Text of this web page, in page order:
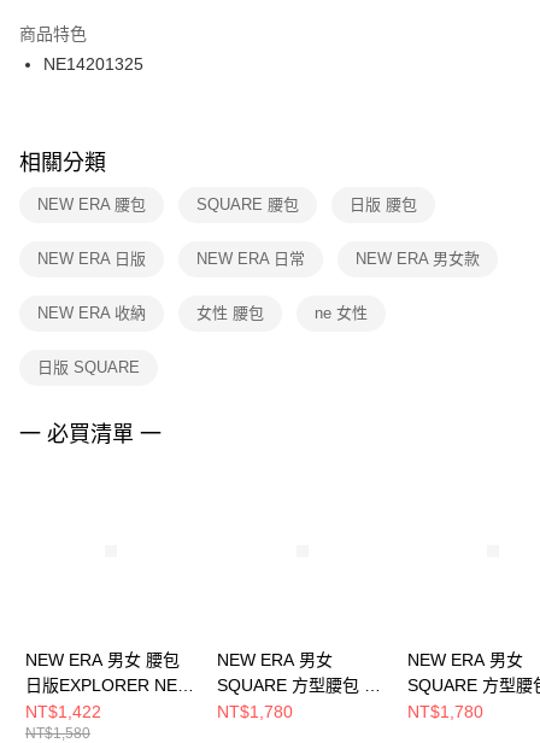
２．訂單成立數日內，您將收到繳費通知簡訊。
３．收到繳費通知簡訊後14天內，點擊此簡訊中的連結，可透過四大超商／
ATM／網路銀行／等多元方式進行付款，方視為交易完成。
※ 交易是否成功請以「AFTEE先享後付 」之結帳頁面顯示為準，若有關於
是否繳費成功／繳費後需取消欲退款等相關疑問，請聯繫「AFTEE先享後付
客戶支援中心」https://netprotections.freshdesk.com/support/home
１．透過由恩沛科技股份有限公司提供之「AFTEE先享後付」服務完成之交
權轉讓予恩沛科技股份有限公司。
３．未成年的使用者請事先徵得法定代理人或監護人之同意方可使用
４．使用「AFTEE先享後付」時，將依據個別帳號之用戶狀況，依本公司即
付款後門市自取
每筆NT$100，滿NT$1,500(含以上)免運費
商品特色
NE14201325
相關分類
NEW ERA 腰包 SQUARE 腰包 日版 腰包
NEW ERA 日版 NEW ERA 日常 NEW ERA 男女款
NEW ERA 收納 女性 腰包 ne 女性
日版 SQUARE
一 必買清單 一
NEW ERA 男女 腰包
日版EXPLORER NE
NE14201479
NT$1,422
NT$1,580
NEW ERA 男女
SQUARE 方型腰包 黑/
文字標 NE12872991
NT$1,780
NEW ERA 男女
SQUARE 方型腰
黑/LOGO標
NT$1,780